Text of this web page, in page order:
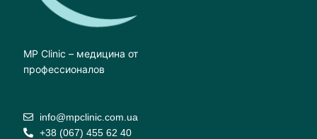
MP Clinic – медицина от
профессионалов
info@mpclinic.com.ua
+38 (067) 455 62 40